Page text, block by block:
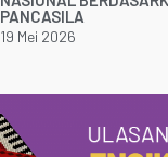
PANCASILA
19 Mei 2026